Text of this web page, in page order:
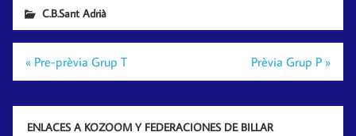
C.B.Sant Adrià
Navegación
« Pre-prèvia Grup T Prèvia Grup P »
ENLACES A KOZOOM Y FEDERACIONES DE BILLAR